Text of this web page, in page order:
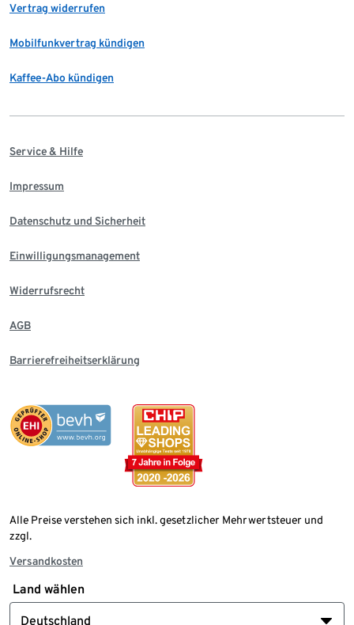
Vertrag widerrufen
Mobilfunkvertrag kündigen
Kaffee-Abo kündigen
Service & Hilfe
Impressum
Datenschutz und Sicherheit
Einwilligungsmanagement
Widerrufsrecht
AGB
Barrierefreiheitserklärung
Alle Preise verstehen sich inkl. gesetzlicher Mehrwertsteuer und
zzgl.
Versandkosten
Land wählen
Deutschland